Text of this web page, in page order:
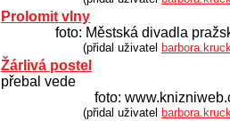
Prolomit vlny
foto: Městská divadla
(přidal uživatel
Žárlivá postel
přebal vede
foto:
(přidal uživatel